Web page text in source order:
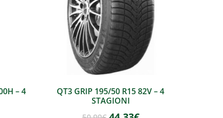
– 4
QT3 GRIP 195/50 R15 82V – 4
STAGIONI